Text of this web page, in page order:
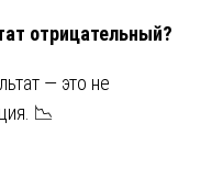
отрицательный?
— это не
📉